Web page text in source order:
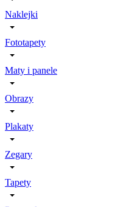
Naklejki
Fototapety
Maty i panele
Obrazy
Plakaty
Zegary
Tapety